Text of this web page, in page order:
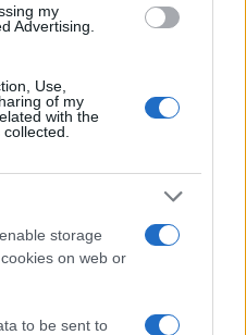
my
Advertising.
Use,
of my
with the
storage
on web or
to be sent to
di Marcinelle: omaggi
gennaio: gli ospiti e le
Capitale Italiana della